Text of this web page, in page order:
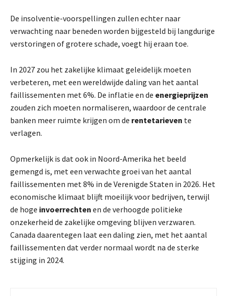
De insolventie-voorspellingen zullen echter naar
verwachting naar beneden worden bijgesteld bij langdurige
verstoringen of grotere schade, voegt hij eraan toe.
In 2027 zou het zakelijke klimaat geleidelijk moeten
verbeteren, met een wereldwijde daling van het aantal
faillissementen met 6%. De inflatie en de energieprijzen
zouden zich moeten normaliseren, waardoor de centrale
banken meer ruimte krijgen om de rentetarieven te
verlagen.
Opmerkelijk is dat ook in Noord-Amerika het beeld
gemengd is, met een verwachte groei van het aantal
faillissementen met 8% in de Verenigde Staten in 2026. Het
economische klimaat blijft moeilijk voor bedrijven, terwijl
de hoge invoerrechten en de verhoogde politieke
onzekerheid de zakelijke omgeving blijven verzwaren.
Canada daarentegen laat een daling zien, met het aantal
faillissementen dat verder normaal wordt na de sterke
stijging in 2024.